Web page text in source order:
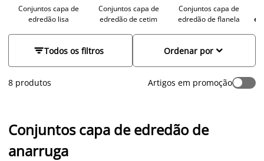
Conjuntos capa de
edredão lisa
Conjuntos capa de
edredão de cetim
Conjuntos capa de
edredão de flanela
Todos os filtros 
Ordenar por
8 produtos Artigos em promoção
Conjuntos capa de edredão de
anarruga